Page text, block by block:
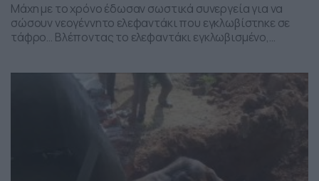
Μάχη με το χρόνο έδωσαν σωστικά συνεργεία για να
σώσουν νεογέννητο ελεφαντάκι που εγκλωβίστηκε σε
τάφρο… Βλέποντας το ελεφαντάκι εγκλωβισμένο,
κρατικός μηχανισμός.